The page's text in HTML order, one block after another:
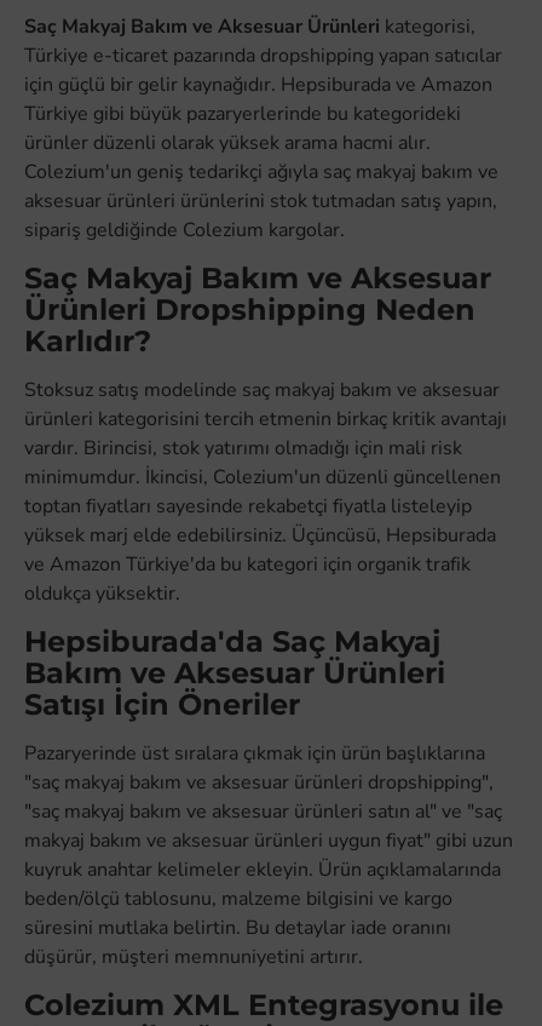
Saç Makyaj Bakım ve Aksesuar Ürünleri kategorisi,
Türkiye e-ticaret pazarında dropshipping yapan satıcılar
için güçlü bir gelir kaynağıdır. Hepsiburada ve Amazon
Türkiye gibi büyük pazaryerlerinde bu kategorideki
ürünler düzenli olarak yüksek arama hacmi alır.
Colezium'un geniş tedarikçi ağıyla saç makyaj bakım ve
aksesuar ürünleri ürünlerini stok tutmadan satış yapın,
sipariş geldiğinde Colezium kargolar.
Saç Makyaj Bakım ve Aksesuar
Ürünleri Dropshipping Neden
Karlıdır?
Stoksuz satış modelinde saç makyaj bakım ve aksesuar
ürünleri kategorisini tercih etmenin birkaç kritik avantajı
vardır. Birincisi, stok yatırımı olmadığı için mali risk
minimumdur. İkincisi, Colezium'un düzenli güncellenen
toptan fiyatları sayesinde rekabetçi fiyatla listeleyip
yüksek marj elde edebilirsiniz. Üçüncüsü, Hepsiburada
ve Amazon Türkiye'da bu kategori için organik trafik
oldukça yüksektir.
Hepsiburada'da Saç Makyaj
Bakım ve Aksesuar Ürünleri
Satışı İçin Öneriler
Pazaryerinde üst sıralara çıkmak için ürün başlıklarına
"saç makyaj bakım ve aksesuar ürünleri dropshipping",
"saç makyaj bakım ve aksesuar ürünleri satın al" ve "saç
makyaj bakım ve aksesuar ürünleri uygun fiyat" gibi uzun
kuyruk anahtar kelimeler ekleyin. Ürün açıklamalarında
beden/ölçü tablosunu, malzeme bilgisini ve kargo
süresini mutlaka belirtin. Bu detaylar iade oranını
düşürür, müşteri memnuniyetini artırır.
Colezium XML Entegrasyonu ile